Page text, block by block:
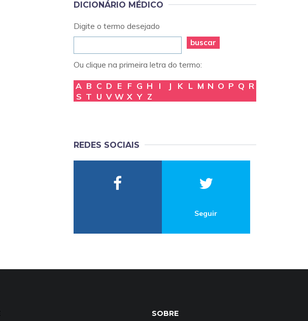
DICIONÁRIO MÉDICO
Digite o termo desejado
buscar
Ou clique na primeira letra do termo:
A B C D E F G H I J K L M N O P Q R
S T U V W X Y Z
REDES SOCIAIS
Seguir
SOBRE